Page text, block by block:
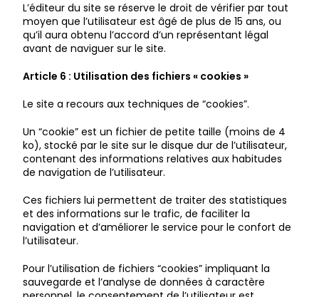
L’éditeur du site se réserve le droit de vérifier par tout
moyen que l’utilisateur est âgé de plus de 15 ans, ou
qu’il aura obtenu l’accord d’un représentant légal
avant de naviguer sur le site.
Article 6 : Utilisation des fichiers « cookies »
Le site a recours aux techniques de “cookies”.
Un “cookie” est un fichier de petite taille (moins de 4
ko), stocké par le site sur le disque dur de l’utilisateur,
contenant des informations relatives aux habitudes
de navigation de l’utilisateur.
Ces fichiers lui permettent de traiter des statistiques
et des informations sur le trafic, de faciliter la
navigation et d’améliorer le service pour le confort de
l’utilisateur.
Pour l’utilisation de fichiers “cookies” impliquant la
sauvegarde et l’analyse de données à caractère